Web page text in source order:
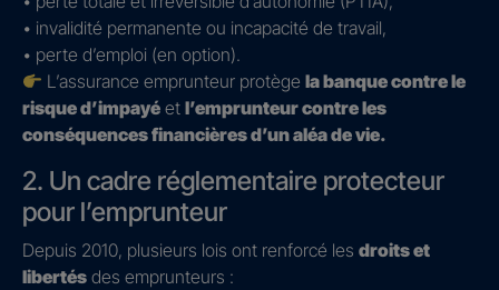
• invalidité permanente ou incapacité de travail,
• perte d’emploi (en option).
L’assurance emprunteur protègela banque contre le
risque d’impayé et l’emprunteur contre les
conséquences financières d’un aléa de vie.
2. Un cadre réglementaire protecteur
pour l’emprunteur
Depuis 2010, plusieurs lois ont renforcé les droits et
libertés des emprunteurs :